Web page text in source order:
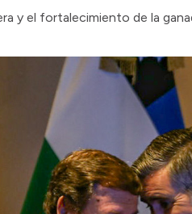
y el fortalecimiento de la